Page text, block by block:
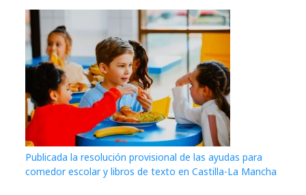
Publicada la resolución provisional de las ayudas para
comedor escolar y libros de texto en Castilla-La Mancha